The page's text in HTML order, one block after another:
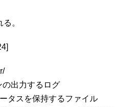
。
出力するログ
タスを保持するファイル